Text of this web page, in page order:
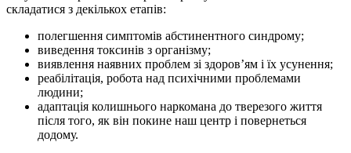
складатися з декількох етапів:
полегшення симптомів абстинентного синдрому;
виведення токсинів з організму;
виявлення наявних проблем зі здоров’ям і їх усунення;
реабілітація, робота над психічними проблемами
людини;
адаптація колишнього наркомана до тверезого життя
після того, як він покине наш центр і повернеться
додому.